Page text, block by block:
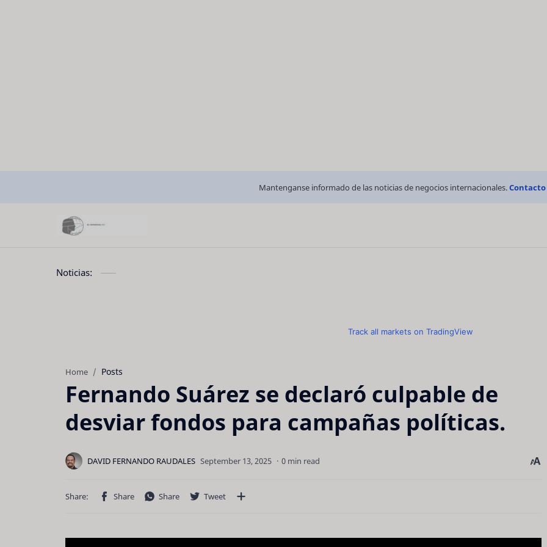
Mantenganse informado de las noticias de negocios internacionales.Contacto
Noticias:
Track all markets on TradingView
Home Posts
Fernando Suárez se declaró culpable de
desviar fondos para campañas políticas.
0 min read